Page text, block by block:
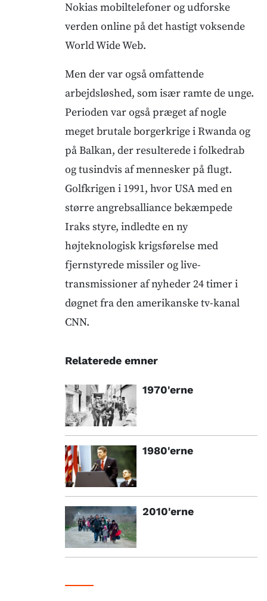
Nokias mobiltelefoner og udforske
verden online på det hastigt voksende
World Wide Web.
Men der var også omfattende
arbejdsløshed, som især ramte de unge.
Perioden var også præget af nogle
meget brutale borgerkrige i Rwanda og
på Balkan, der resulterede i folkedrab
og tusindvis af mennesker på flugt.
Golfkrigen i 1991, hvor USA med en
større angrebsalliance bekæmpede
Iraks styre, indledte en ny
højteknologisk krigsførelse med
fjernstyrede missiler og live-
transmissioner af nyheder 24 timer i
døgnet fra den amerikanske tv-kanal
CNN.
Relaterede emner
1970'erne
1980'erne
2010'erne